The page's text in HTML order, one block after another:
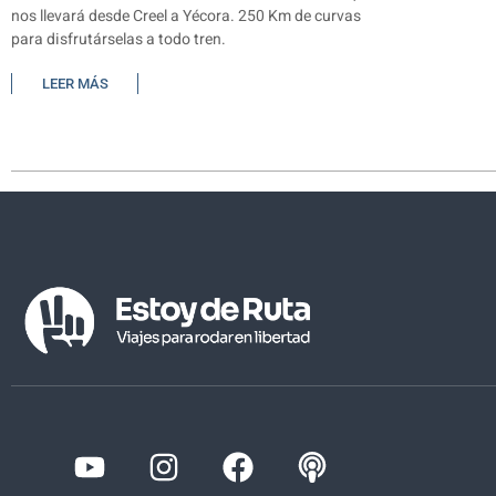
nos llevará desde Creel a Yécora. 250 Km de curvas
para disfrutárselas a todo tren.
LEER MÁS